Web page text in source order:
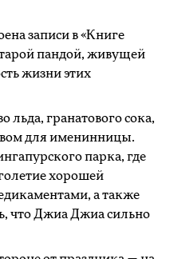
записи в «Книге
пандой, живущей
жизни этих
льда, гранатового сока,
для именинницы.
парка, где
хорошей
а также
что Джиа Джиа сильно